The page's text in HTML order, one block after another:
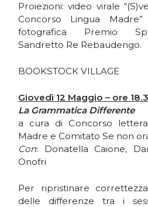
Proiezioni: video virale
Concorso Lingua
fotografica Premio
Sandretto Re Rebaudengo.
BOOKSTOCK VILLAGE
Giovedì 12 Maggio – ore
La Grammatica Differente
a cura di Concorso
Madre e Comitato Se non
Con: Donatella Caione,
Onofri
Per ripristinare
delle differenze tra i